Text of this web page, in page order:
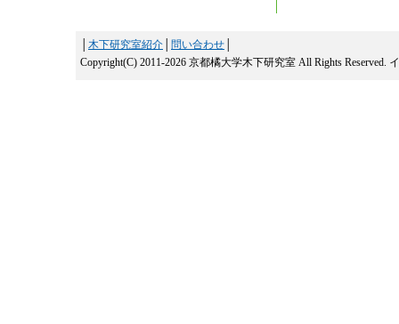
木下研究室紹介 問い合わせ
Copyright(C) 2011-2026 京都橘大学木下研究室 All Rights Reserved.